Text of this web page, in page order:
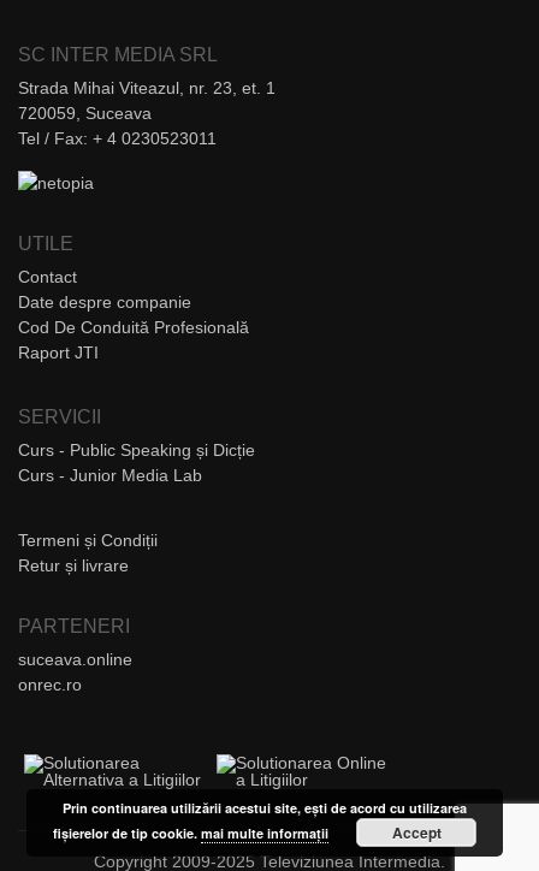
SC INTER MEDIA SRL
Strada Mihai Viteazul, nr. 23, et. 1
720059, Suceava
Tel / Fax: + 4 0230523011
UTILE
Contact
Date despre companie
Cod De Conduită Profesională
Raport JTI
SERVICII
Curs - Public Speaking și Dicție
Curs - Junior Media Lab
Termeni și Condiții
Retur și livrare
PARTENERI
suceava.online
onrec.ro
Copyright 2009-2025 Televiziunea Intermedia.
Prin continuarea utilizării acestui site, ești de acord cu utilizarea
fișierelor de tip cookie.mai multe informații Accept